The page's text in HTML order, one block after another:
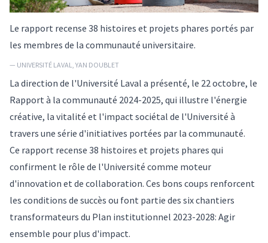
Le rapport recense 38 histoires et projets phares portés par
les membres de la communauté universitaire.
— UNIVERSITÉ LAVAL, YAN DOUBLET
La direction de l'Université Laval a présenté, le 22 octobre, le
Rapport à la communauté 2024-2025, qui illustre l'énergie
créative, la vitalité et l'impact sociétal de l'Université à
travers une série d'initiatives portées par la communauté.
Ce rapport recense 38 histoires et projets phares qui
confirment le rôle de l'Université comme moteur
d'innovation et de collaboration. Ces bons coups renforcent
les conditions de succès ou font partie des six chantiers
transformateurs du Plan institutionnel 2023-2028: Agir
ensemble pour plus d'impact.